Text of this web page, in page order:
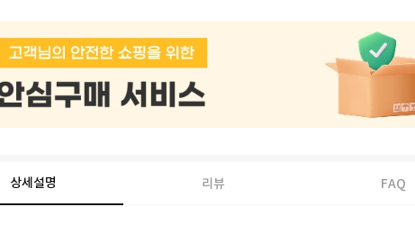
상세설명 리뷰 FAQ